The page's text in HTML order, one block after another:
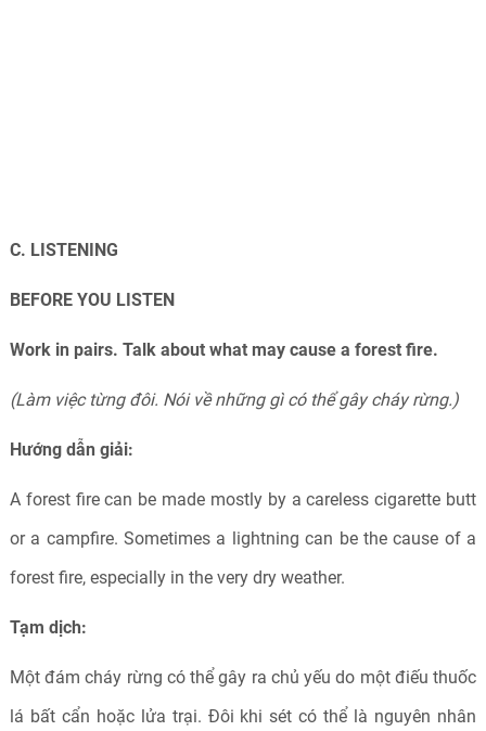
C. LISTENING
BEFORE YOU LISTEN
Work in pairs. Talk about what may cause a forest fire.
(Làm việc từng đôi. Nói về những gì có thể gây cháy rừng.)
Hướng dẫn giải:
A forest fire can be made mostly by a careless cigarette butt
or a campfire. Sometimes a lightning can be the cause of a
forest fire, especially in the very dry weather.
Tạm dịch:
Một đám cháy rừng có thể gây ra chủ yếu do một điếu thuốc
lá bất cẩn hoặc lửa trại. Đôi khi sét có thể là nguyên nhân